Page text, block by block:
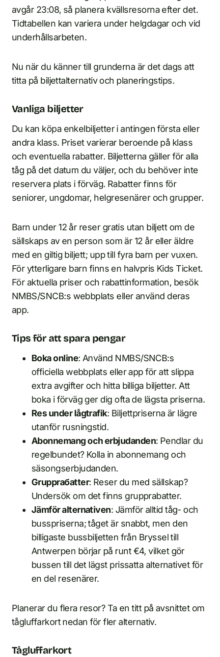
avgår 23:08, så planera kvällsresorna efter det.
Tidtabellen kan variera under helgdagar och vid
underhållsarbeten.
Nu när du känner till grunderna är det dags att
titta på biljettalternativ och planeringstips.
Vanliga biljetter
Du kan köpa enkelbiljetter i antingen första eller
andra klass. Priset varierar beroende på klass
och eventuella rabatter. Biljetterna gäller för alla
tåg på det datum du väljer, och du behöver inte
reservera plats i förväg. Rabatter finns för
seniorer, ungdomar, helgresenärer och grupper.
Barn under 12 år reser gratis utan biljett om de
sällskaps av en person som är 12 år eller äldre
med en giltig biljett; upp till fyra barn per vuxen.
För ytterligare barn finns en halvpris Kids Ticket.
För aktuella priser och rabattinformation, besök
NMBS/SNCB:s webbplats eller använd deras
app.
Tips för att spara pengar
Boka online: Använd NMBS/SNCB:s
officiella webbplats eller app för att slippa
extra avgifter och hitta billiga biljetter. Att
boka i förväg ger dig ofta de lägsta priserna.
Res under lågtrafik: Biljettpriserna är lägre
utanför rusningstid.
Abonnemang och erbjudanden: Pendlar du
regelbundet? Kolla in abonnemang och
säsongserbjudanden.
Grupprабatter: Reser du med sällskap?
Undersök om det finns grupprabatter.
Jämför alternativen: Jämför alltid tåg- och
busspriserna; tåget är snabbt, men den
billigaste bussbiljetten från Bryssel till
Antwerpen börjar på runt €4, vilket gör
bussen till det lägst prissatta alternativet för
en del resenärer.
Planerar du flera resor? Ta en titt på avsnittet om
tågluffarkort nedan för fler alternativ.
Tågluffarkort